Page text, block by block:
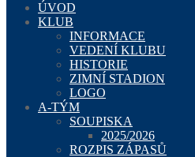
ÚVOD
KLUB
INFORMACE
VEDENÍ KLUBU
HISTORIE
ZIMNÍ STADION
LOGO
A-TÝM
SOUPISKA
2025/2026
ROZPIS ZÁPASŮ